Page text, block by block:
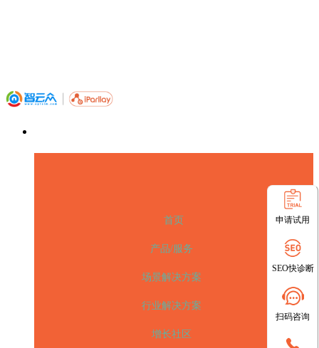
首页
产品/服务
场景解决方案
行业解决方案
增长社区
申请试用
SEO快诊断
扫码咨询